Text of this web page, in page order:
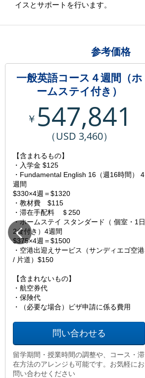
イスとサポートを行います。
参考価格
一般英語コース４週間（ホ
ームステイ付き）
￥ 547,841
（USD 3,460）
【含まれるもの】
・入学金 $125
・Fundamental English 16（週16時間） 4
週間
$330×4週＝$1320
・教材費 $115
・滞在手配料 ＄250
・ホームステイ スタンダード（ 個室・1日
2食付き）4週間
$375×4週＝$1500
・空港出迎えサービス（サンディエゴ空港
/ 片道）$150
【含まれないもの】
・航空券代
・保険代
・（必要な場合）ビザ申請に係る費用
問い合わせる
留学期間・授業時間の調整や、コース・滞
在方法のアレンジも可能です。お気軽にお
問い合わせください